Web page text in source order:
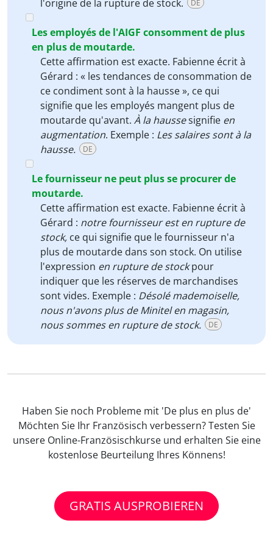
l'origine de la rupture de stock. DE
Les employés de l'AIGF consomment de plus
en plus de moutarde.
Cette affirmation est exacte. Fabienne écrit à
Gérard : « les tendances de consommation de
ce condiment sont à la hausse », ce qui
signifie que les employés mangent plus de
moutarde qu'avant. À la haussesignifie en
augmentation. Exemple : Les salaires sont à la
hausse.
DE
Le fournisseur ne peut plus se procurer de
moutarde.
Cette affirmation est exacte. Fabienne écrit à
Gérard : notre fournisseur est en rupture de
stock, ce qui signifie que le fournisseur n'a
plus de moutarde dans son stock. On utilise
l'expression en rupture de stockpour
indiquer que les réserves de marchandises
sont vides. Exemple : Désolé mademoiselle,
nous n'avons plus de Minitel en magasin,
nous sommes en rupture de stock.
DE
Haben Sie noch Probleme mit 'De plus en plus de'
Möchten Sie Ihr Französisch verbessern? Testen Sie
unsere Online-Französischkurse und erhalten Sie eine
kostenlose Beurteilung Ihres Könnens!
GRATIS AUSPROBIEREN